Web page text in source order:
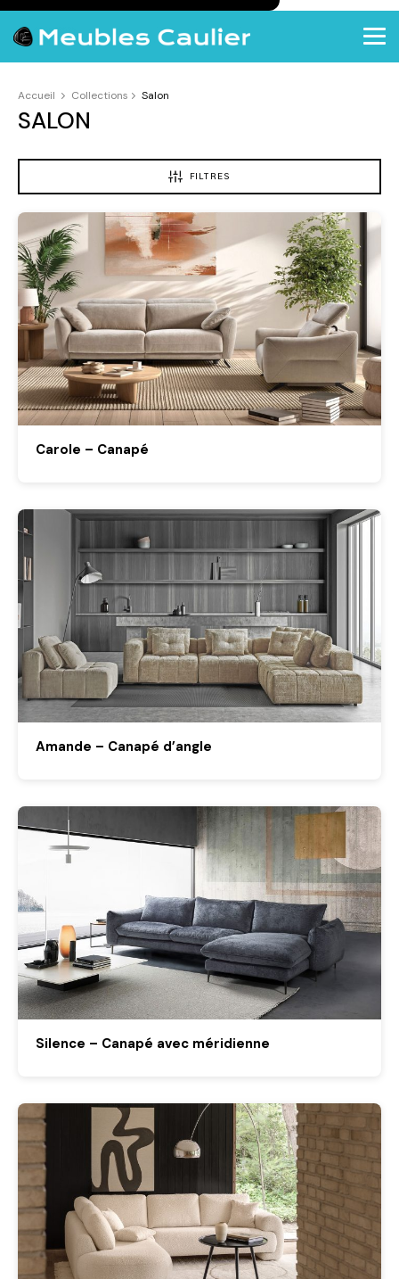
Accueil Collections Salon
SALON
FILTRES
Carole – Canapé
Amande – Canapé d’angle
Silence – Canapé avec méridienne